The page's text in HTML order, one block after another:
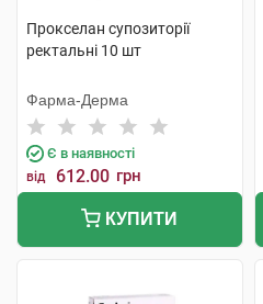
Прокселан супозиторії
ректальні 10 шт
Фарма-Дерма
Є в наявності
від 612.00 грн
КУПИТИ